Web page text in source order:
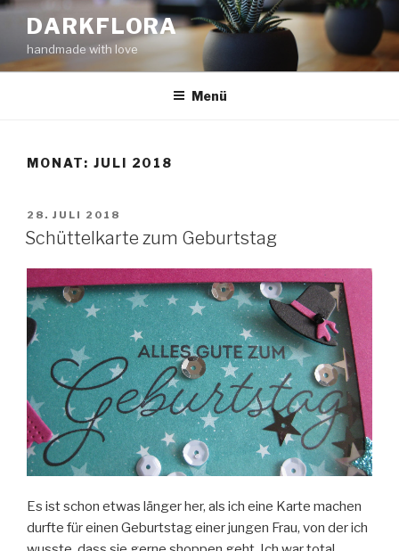
Zum
Inhalt
springen
DARKFLORA
handmade with love
Menü
MONAT: JULI 2018
VERÖFFENTLICHT
AM
28. JULI 2018
Schüttelkarte zum Geburtstag
Es ist schon etwas länger her, als ich eine Karte machen
durfte für einen Geburtstag einer jungen Frau, von der ich